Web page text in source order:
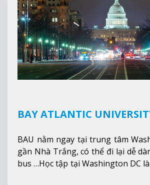
BAY ATLANTIC
BAU nằm ngay tại trung tâm
gần Nhà Trắng, có thể đi lại dễ
bus …Học tập tại Washington DC